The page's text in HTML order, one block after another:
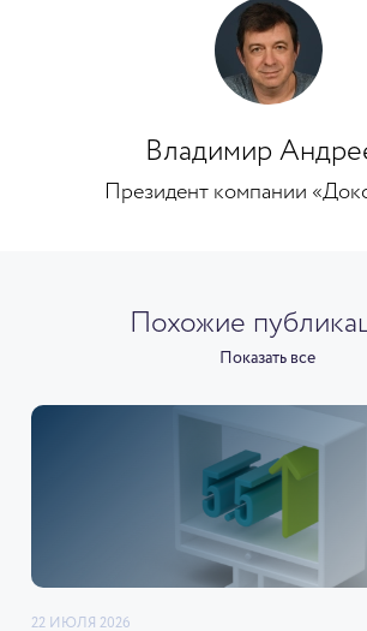
Владимир
Президент компании
Похожие
Показать все
22 ИЮЛЯ 2026